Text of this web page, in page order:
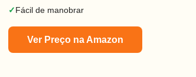
✓Fácil de manobrar
Ver Preço na Amazon